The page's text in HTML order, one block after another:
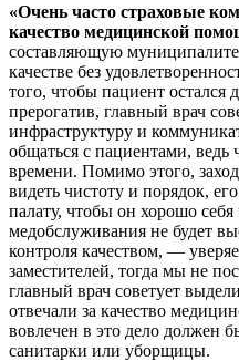
«Очень часто страховые
качество медицинской
составляющую
качестве без
того, чтобы пациент
прерогатив, главный врач
инфраструктуру и
общаться с пациентами, ведь
времени. Помимо этого,
видеть чистоту и порядок,
палату, чтобы он хорошо себя
медобслуживания не будет
контроля качеством, —
заместителей, тогда мы не
главный врач советует
отвечали за качество
вовлечен в это дело должен
санитарки или уборщицы.